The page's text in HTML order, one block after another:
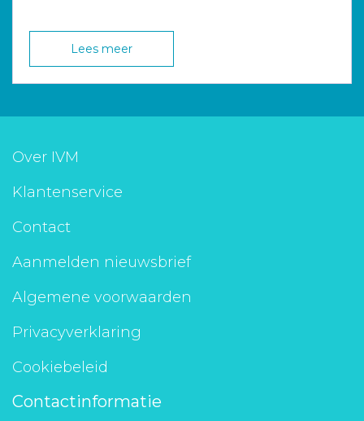
Lees meer
Over IVM
Klantenservice
Contact
Aanmelden nieuwsbrief
Algemene voorwaarden
Privacyverklaring
Cookiebeleid
Contactinformatie